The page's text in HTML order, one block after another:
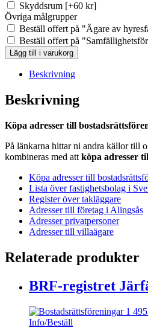
Skyddsrum [+60 kr]
Övriga målgrupper
Beställ offert på "Ägare av
Beställ offert på
BRF-
registret
Höör
21
st)
Lägg till i varukorg
Beskrivning
Beskrivning
Köpa adresser till
På länkarna hittar ni andra källor till
kombineras med att köpa adresser
Köpa adresser till
Lista över fastighetsbolag i
Register över takläggare
Adresser till företag i Alingsås
Adresser privatpersoner
Adresser till villaägare
Relaterade produkter
BRF-registret
1 495
Info/Beställ